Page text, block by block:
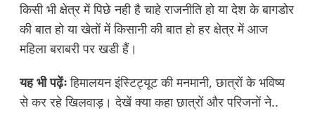
किसी भी क्षेत्र में पिछे नही है चाहे राजनीति हो या देश के बागडोर
की बात हो या खेतों में किसानी की बात हो हर क्षेत्र में आज
महिला बराबरी पर खडी हैं।
यह भी पढ़ेंः हिमालयन इंस्टिट्यूट की मनमानी, छात्रों के भविष्य
से कर रहे खिलवाड़। देखें क्या कहा छात्रों और परिजनों ने..